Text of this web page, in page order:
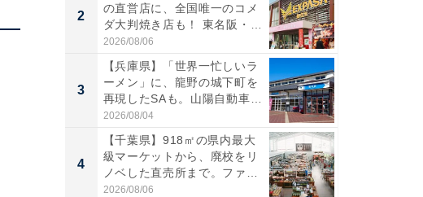
2
の直営店に、全国唯一のコメ
ダ大判焼き店も！ 東名阪・
伊...
2026/08/06
3
【兵庫県】「世界一忙しいラ
ーメン」に、龍野の城下町を
再現したSAも。山陽自動車
道...
2026/08/04
4
【千葉県】918㎡の県内最大
級マーケットから、廃校をリ
ノベした直売所まで。ファ
ー...
2026/08/06